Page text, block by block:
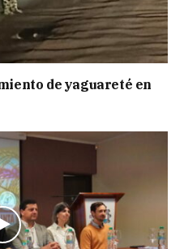
de yaguareté en